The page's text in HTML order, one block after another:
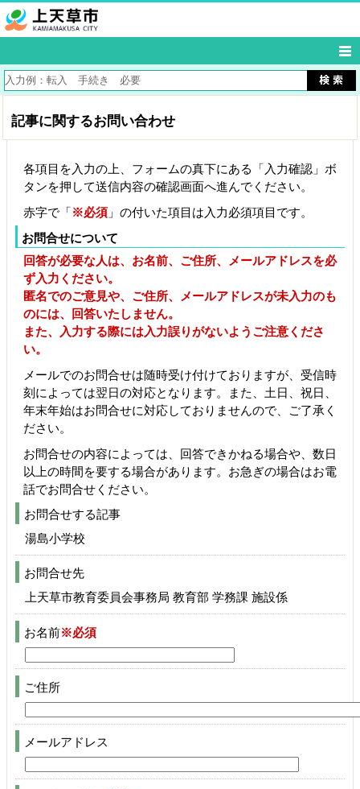
記事に関するお問い合わせ
各項目を入力の上、フォームの真下にある「入力確認」ボ
タンを押して送信内容の確認画面へ進んでください。
赤字で「※必須 」の付いた項目は入力必須項目です。
お問合せについて
回答が必要な人は、お名前、ご住所、メールアドレスを必
ず入力ください。
匿名でのご意見や、ご住所、メールアドレスが未入力のも
のには、回答いたしません。
また、入力する際には入力誤りがないようご注意くださ
い。
メールでのお問合せは随時受け付けておりますが、受信時
刻によっては翌日の対応となります。また、土日、祝日、
年末年始はお問合せに対応しておりませんので、ご了承く
ださい。
お問合せの内容によっては、回答できかねる場合や、数日
以上の時間を要する場合があります。お急ぎの場合はお電
話でお問合せください。
お問合せする記事
湯島小学校
お問合せ先
上天草市教育委員会事務局 教育部 学務課 施設係
お名前※必須
ご住所
メールアドレス